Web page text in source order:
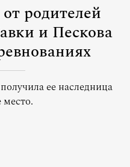
родителей
и Пескова
ее наследница
место.